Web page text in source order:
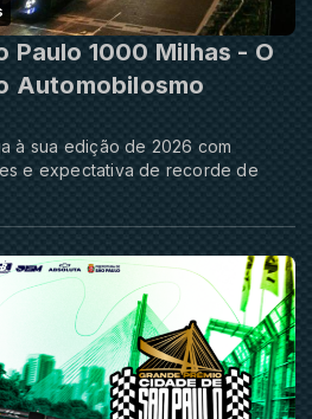
Paulo 1000 Milhas - O
Automobilosmo
à sua edição de 2026 com
e expectativa de recorde de